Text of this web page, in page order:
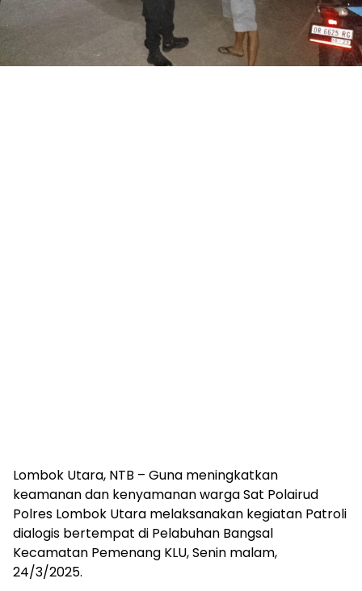
Lombok Utara, NTB – Guna meningkatkan
keamanan dan kenyamanan warga Sat Polairud
Polres Lombok Utara melaksanakan kegiatan Patroli
dialogis bertempat di Pelabuhan Bangsal
Kecamatan Pemenang KLU, Senin malam,
24/3/2025.